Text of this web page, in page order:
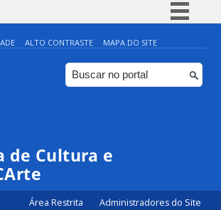
Simplifique!
Comunica BR
Participe
ALTO CONTRASTE MAPA DO SITE
de Cultura e
Área Restrita Administradores do Site